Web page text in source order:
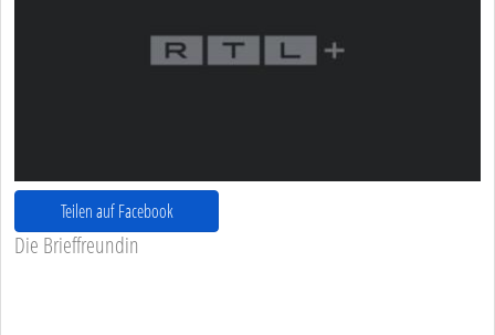
Teilen auf Facebook
Die Brieffreundin